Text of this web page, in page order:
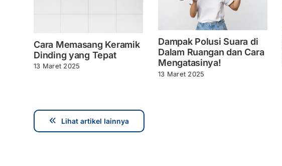
Cara Memasang Keramik
Dinding yang Tepat
13 Maret 2025
Dampak Polusi Suara di
Dalam Ruangan dan Cara
Mengatasinya!
13 Maret 2025
Lihat artikel lainnya